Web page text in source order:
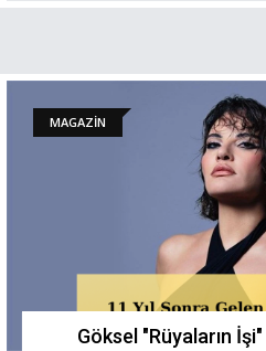
MAGAZİN
Göksel "Rüyaların